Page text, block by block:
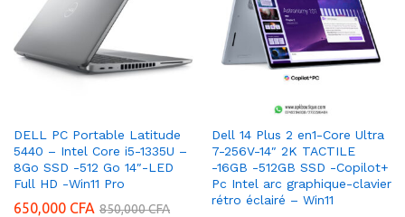
DELL PC Portable Latitude
5440 – Intel Core i5-1335U –
8Go SSD -512 Go 14″-LED
Full HD -Win11 Pro
650,000 CFA 850,000CFA
Dell 14 Plus 2 en1-Core Ultra
7-256V-14″ 2K TACTILE
-16GB -512GB SSD -Copilot+
Pc Intel arc graphique-clavier
rétro éclairé – Win11